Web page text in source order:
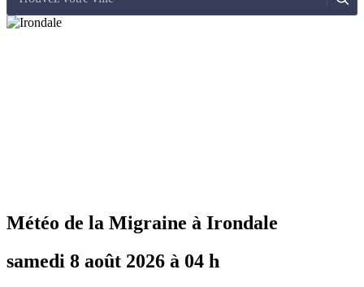
Météo de la Migraine à Irondale
samedi 8 août 2026 à 04 h